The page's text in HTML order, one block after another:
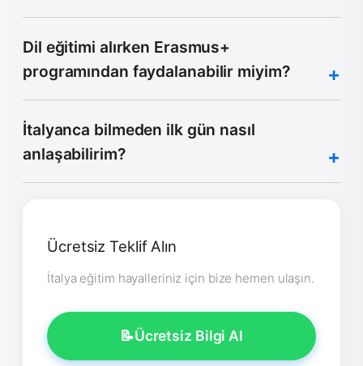
Dil eğitimi alırken Erasmus+
programından faydalanabilir miyim?
İtalyanca bilmeden ilk gün nasıl
anlaşabilirim?
Ücretsiz Teklif Alın
İtalya eğitim hayalleriniz için bize hemen ulaşın.
📝Ücretsiz Bilgi Al